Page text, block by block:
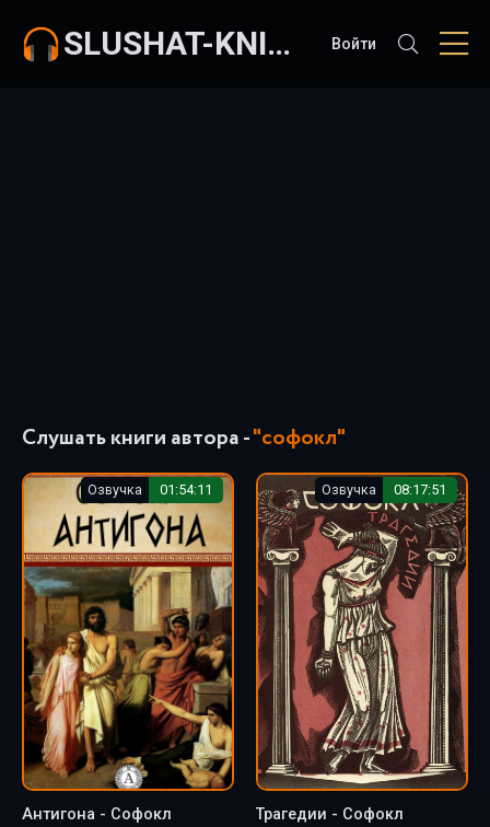
SLUSHAT-KNIGI.COM Войти
Слушать книги автора -"софокл"
Озвучка 01:54:11
Антигона - Софокл
Озвучка 08:17:51
Трагедии - Софокл